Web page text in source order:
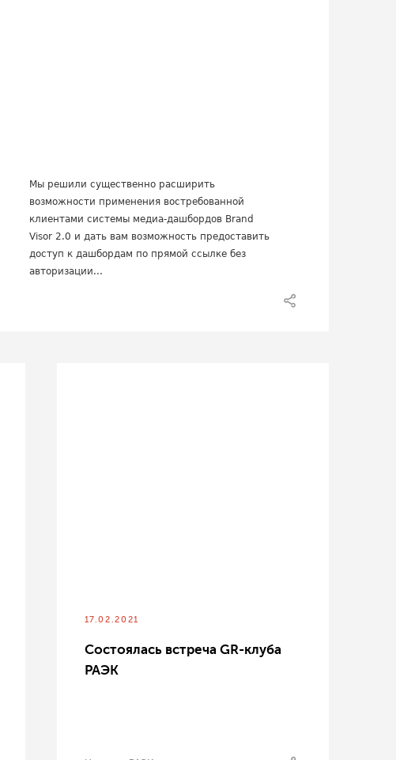
Мы решили существенно расширить
возможности применения востребованной
клиентами системы медиа-дашбордов Brand
Visor 2.0 и дать вам возможность предоставить
доступ к дашбордам по прямой ссылке без
авторизации...
17.02.2021
Состоялась встреча GR-клуба
РАЭК